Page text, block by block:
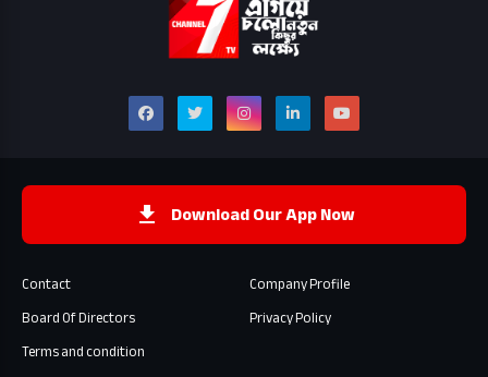
Download Our App Now
Contact
Company Profile
Board Of Directors
Privacy Policy
Terms and condition